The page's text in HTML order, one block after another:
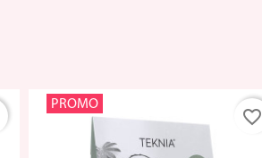
PROMO
favorite_border